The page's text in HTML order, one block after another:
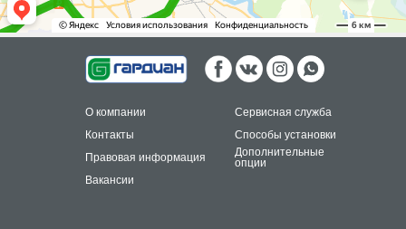
О компании Сервисная служба
Вакансии
Правовая информация
Контакты
Способы установки
Дополнительные
опции